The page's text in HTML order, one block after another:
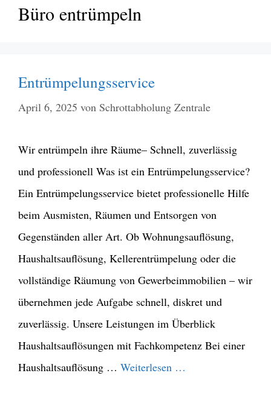
Büro entrümpeln
Entrümpelungsservice
April 6, 2025 von Schrottabholung Zentrale
Wir entrümpeln ihre Räume– Schnell, zuverlässig
und professionell Was ist ein Entrümpelungsservice?
Ein Entrümpelungsservice bietet professionelle Hilfe
beim Ausmisten, Räumen und Entsorgen von
Gegenständen aller Art. Ob Wohnungsauflösung,
Haushaltsauflösung, Kellerentrümpelung oder die
vollständige Räumung von Gewerbeimmobilien – wir
übernehmen jede Aufgabe schnell, diskret und
zuverlässig. Unsere Leistungen im Überblick
Haushaltsauflösungen mit Fachkompetenz Bei einer
Haushaltsauflösung … Weiterlesen …